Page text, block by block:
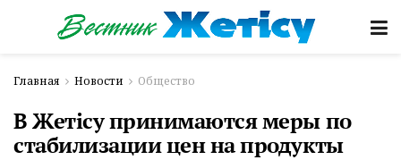
Главная Новости Общество
В Жетісу принимаются меры по
стабилизации цен на продукты